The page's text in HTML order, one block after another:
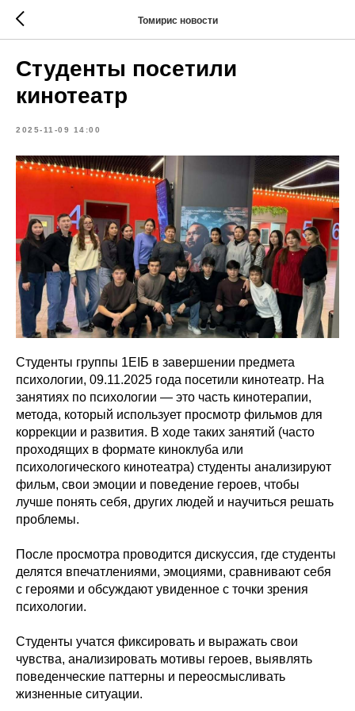
Томирис новости
Студенты посетили
кинотеатр
2025-11-09 14:00
Студенты группы 1ЕІБ в завершении предмета
психологии, 09.11.2025 года посетили кинотеатр. На
занятиях по психологии — это часть кинотерапии,
метода, который использует просмотр фильмов для
коррекции и развития. В ходе таких занятий (часто
проходящих в формате киноклуба или
психологического кинотеатра) студенты анализируют
фильм, свои эмоции и поведение героев, чтобы
лучше понять себя, других людей и научиться решать
проблемы.
После просмотра проводится дискуссия, где студенты
делятся впечатлениями, эмоциями, сравнивают себя
с героями и обсуждают увиденное с точки зрения
психологии.
Студенты учатся фиксировать и выражать свои
чувства, анализировать мотивы героев, выявлять
поведенческие паттерны и переосмысливать
жизненные ситуации.